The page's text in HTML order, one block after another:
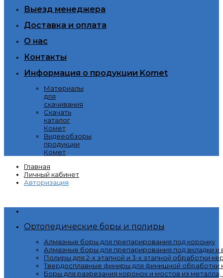
Выезд менеджера
Доставка и оплата
О нас
Контакты
Информация о продукции Komet
Материалы
для
скачивания
Скачать
каталог
Комет
Видееобзоры
продукции
Комет
Главная
Личный кабинет
Авторизация
Ортопедические боры и полиры
Алмазные боры для препарирования под коронку
Алмазные боры для препарирования под вкладки и
Полиры для 2-х этапной и 3-х этапной обработки
Твердосплавные финиры для финишной обработки
Боры для разрезания коронок и мостов из